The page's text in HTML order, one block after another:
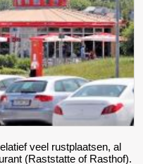
veel rustplaatsen, al
(Raststatte of Rasthof).